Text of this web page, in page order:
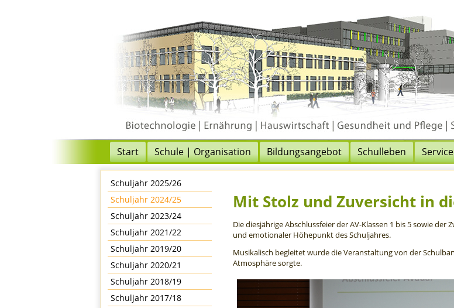
Start Schule | Organisation Bildungsangebot Schulleben Service
Schuljahr 2025/26
Schuljahr 2024/25
Schuljahr 2023/24
Schuljahr 2021/22
Schuljahr 2019/20
Schuljahr 2020/21
Schuljahr 2018/19
Schuljahr 2017/18
Mit Stolz und Zuversicht in
Die diesjährige Abschlussfeier der AV-Klassen 1 bis 5 sowie
und emotionaler Höhepunkt des Schuljahres.
Musikalisch begleitet wurde die Veranstaltung von der
Atmosphäre sorgte.